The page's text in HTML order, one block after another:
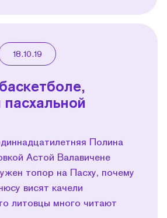
18.10.19
пасхальной
Полина
Астой Валавичене
топор на Пасху, почему
висят качели
литовцы много читают